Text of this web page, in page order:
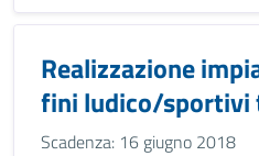
Realizzazione
fini ludico/sportivi
Scadenza: 16 giugno 2018